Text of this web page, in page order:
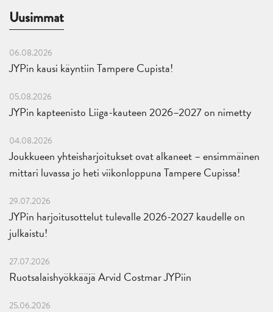
Uusimmat
06.08.2026
JYPin kausi käyntiin Tampere Cupista!
05.08.2026
JYPin kapteenisto Liiga-kauteen 2026–2027 on nimetty
04.08.2026
Joukkueen yhteisharjoitukset ovat alkaneet – ensimmäinen
mittari luvassa jo heti viikonloppuna Tampere Cupissa!
29.07.2026
JYPin harjoitusottelut tulevalle 2026-2027 kaudelle on
julkaistu!
27.07.2026
Ruotsalaishyökkääjä Arvid Costmar JYPiin
25.06.2026